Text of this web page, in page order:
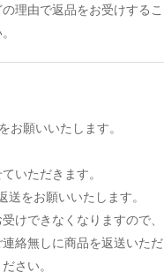
理由で返品をお受けするこ
お願いいたします。
いただきます。
をお願いいたします。
けできなくなりますので、
絡無しに商品を返送いただ
さい。